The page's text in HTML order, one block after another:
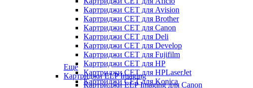
Картриджи CET для Avision
Картриджи CET для Brother
Картриджи CET для Canon
Картриджи CET для Deli
Картриджи CET для Develop
Картриджи CET для Fujifilm
Картриджи CET для HP
Картриджи CET для HPLaserJet
Картриджи CET для Konica
Еще
Картриджи ELP Imaging
Картриджи ELP Imaging для Canon